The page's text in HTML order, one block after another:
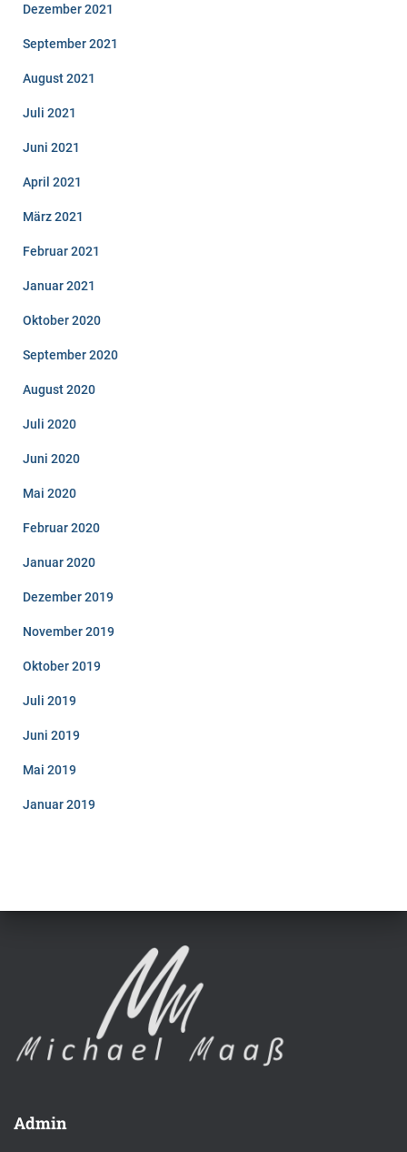
Dezember 2021
September 2021
August 2021
Juli 2021
Juni 2021
April 2021
März 2021
Februar 2021
Januar 2021
Oktober 2020
September 2020
August 2020
Juli 2020
Juni 2020
Mai 2020
Februar 2020
Januar 2020
Dezember 2019
November 2019
Oktober 2019
Juli 2019
Juni 2019
Mai 2019
Januar 2019
Admin